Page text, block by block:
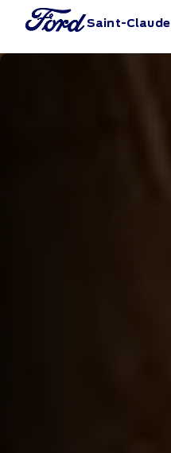
Saint-Claude